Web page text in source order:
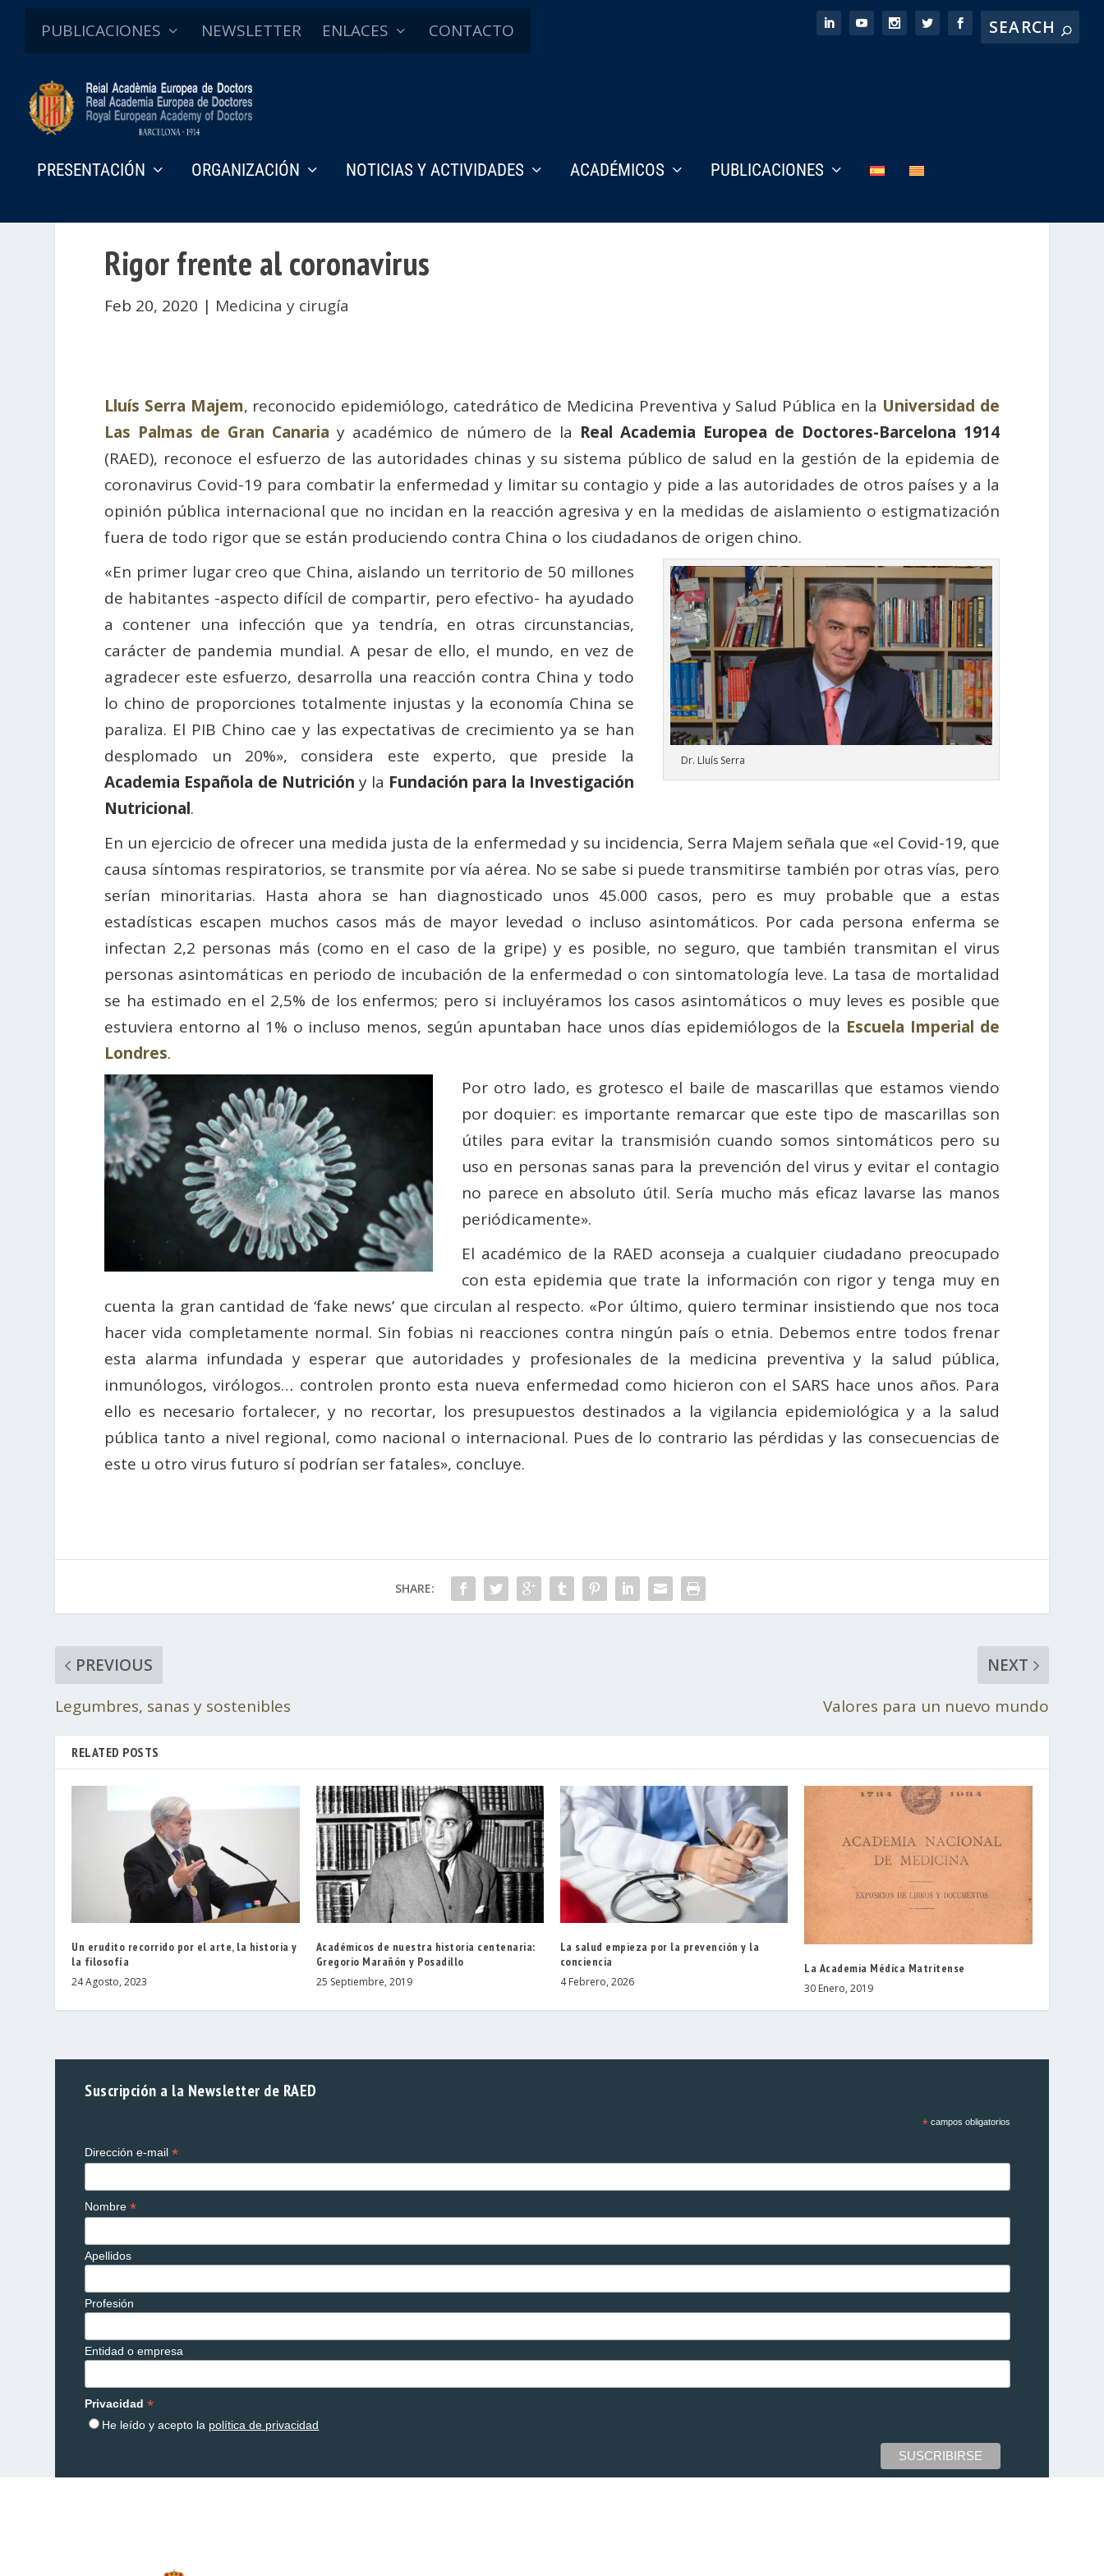
PUBLICACIONES NEWSLETTER ENLACES CONTACTO
PRESENTACIÓN ORGANIZACIÓN NOTICIAS Y ACTIVIDADES ACADÉMICOS PUBLICACIONES
Rigor frente al coronavirus
Feb 20, 2020 | Medicina y cirugía
Lluís Serra Majem, reconocido epidemiólogo, catedrático de Medicina Preventiva y Salud Pública en la Universidad de
Las Palmas de Gran Canaria y académico de número de la Real Academia Europea de Doctores-Barcelona 1914
(RAED), reconoce el esfuerzo de las autoridades chinas y su sistema público de salud en la gestión de la epidemia de
coronavirus Covid-19 para combatir la enfermedad y limitar su contagio y pide a las autoridades de otros países y a la
opinión pública internacional que no incidan en la reacción agresiva y en la medidas de aislamiento o estigmatización
fuera de todo rigor que se están produciendo contra China o los ciudadanos de origen chino.
Dr. Lluís Serra
«En primer lugar creo que China, aislando un territorio de 50 millones
de habitantes -aspecto difícil de compartir, pero efectivo- ha ayudado
a contener una infección que ya tendría, en otras circunstancias,
carácter de pandemia mundial. A pesar de ello, el mundo, en vez de
agradecer este esfuerzo, desarrolla una reacción contra China y todo
lo chino de proporciones totalmente injustas y la economía China se
paraliza. El PIB Chino cae y las expectativas de crecimiento ya se han
desplomado un 20%», considera este experto, que preside la
Academia Española de Nutrición y la Fundación para la Investigación
Nutricional.
En un ejercicio de ofrecer una medida justa de la enfermedad y su incidencia, Serra Majem señala que «el Covid-19, que
causa síntomas respiratorios, se transmite por vía aérea. No se sabe si puede transmitirse también por otras vías, pero
serían minoritarias. Hasta ahora se han diagnosticado unos 45.000 casos, pero es muy probable que a estas
estadísticas escapen muchos casos más de mayor levedad o incluso asintomáticos. Por cada persona enferma se
infectan 2,2 personas más (como en el caso de la gripe) y es posible, no seguro, que también transmitan el virus
personas asintomáticas en periodo de incubación de la enfermedad o con sintomatología leve. La tasa de mortalidad
se ha estimado en el 2,5% de los enfermos; pero si incluyéramos los casos asintomáticos o muy leves es posible que
estuviera entorno al 1% o incluso menos, según apuntaban hace unos días epidemiólogos de la Escuela Imperial de
Londres.
Por otro lado, es grotesco el baile de mascarillas que estamos viendo
por doquier: es importante remarcar que este tipo de mascarillas son
útiles para evitar la transmisión cuando somos sintomáticos pero su
uso en personas sanas para la prevención del virus y evitar el contagio
no parece en absoluto útil. Sería mucho más eficaz lavarse las manos
periódicamente».
El académico de la RAED aconseja a cualquier ciudadano preocupado
con esta epidemia que trate la información con rigor y tenga muy en
cuenta la gran cantidad de ‘fake news’ que circulan al respecto. «Por último, quiero terminar insistiendo que nos toca
hacer vida completamente normal. Sin fobias ni reacciones contra ningún país o etnia. Debemos entre todos frenar
esta alarma infundada y esperar que autoridades y profesionales de la medicina preventiva y la salud pública,
inmunólogos, virólogos… controlen pronto esta nueva enfermedad como hicieron con el SARS hace unos años. Para
ello es necesario fortalecer, y no recortar, los presupuestos destinados a la vigilancia epidemiológica y a la salud
pública tanto a nivel regional, como nacional o internacional. Pues de lo contrario las pérdidas y las consecuencias de
este u otro virus futuro sí podrían ser fatales», concluye.
SHARE:
PREVIOUS
Legumbres, sanas y sostenibles
NEXT
Valores para un nuevo mundo
RELATED POSTS
Un erudito recorrido por el arte, la historia y
la filosofía
24 Agosto, 2023
Académicos de nuestra historia centenaria:
Gregorio Marañón y Posadillo
25 Septiembre, 2019
La salud empieza por la prevención y la
conciencia
4 Febrero, 2026
La Academia Médica Matritense
30 Enero, 2019
Suscripción a la Newsletter de RAED
*campos obligatorios
Dirección e-mail*
Nombre*
Apellidos
Profesión
Entidad o empresa
Privacidad*
He leído y acepto la política de privacidad